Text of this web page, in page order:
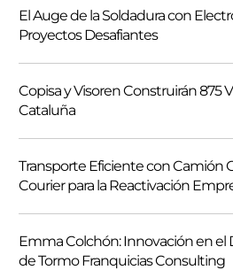
c
a
r
El Auge de la Soldadura con
Proyectos Desafiantes
Copisa y Visoren Construirán 875
Cataluña
Transporte Eficiente con Camión
Courier para la Reactivación
Emma Colchón: Innovación en el
de Tormo Franquicias Consulting